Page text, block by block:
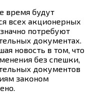
время будут
всех акционерных
потребуют
документах.
новость в том, что
без спешки,
документов
законом